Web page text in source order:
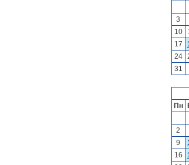
3
10
17
24
31
Пн
2
9
16